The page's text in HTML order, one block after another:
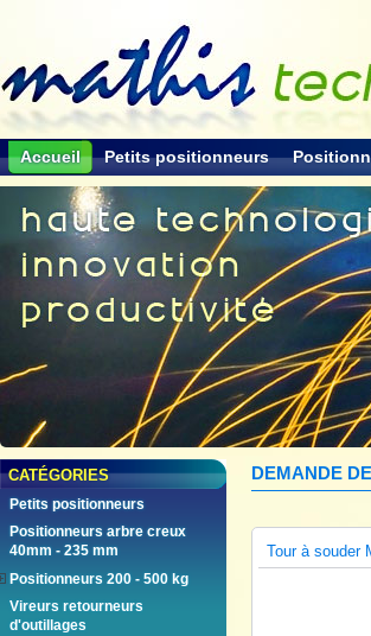
Accueil Petits positionneurs
CATÉGORIES
Petits positionneurs
Positionneurs arbre creux
40mm - 235 mm
Positionneurs 200 - 500 kg
Vireurs retourneurs
d'outillages
DEMANDE
Tour à souder